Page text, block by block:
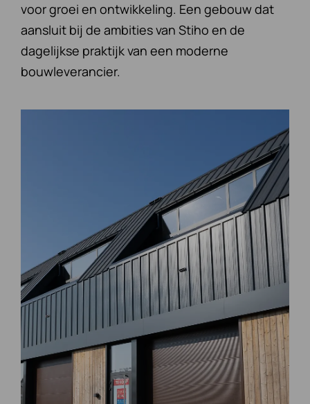
voor groei en ontwikkeling. Een gebouw dat
aansluit bij de ambities van Stiho en de
dagelijkse praktijk van een moderne
bouwleverancier.